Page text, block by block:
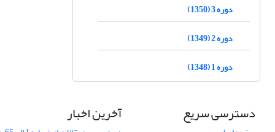
دوره 3 (1350)
دوره 2 (1349)
دوره 1 (1348)
دسترسی سریع آخرین اخبار